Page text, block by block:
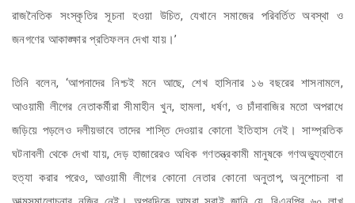
রাজনৈতিক সংস্কৃতির সূচনা হওয়া উচিত, যেখানে সমাজের পরিবর্তিত অবস্থা ও
জনগণের আকাঙ্ক্ষার প্রতিফলন দেখা যায়।’
তিনি বলেন, ‘আপনাদের নিশ্চই মনে আছে, শেখ হাসিনার ১৬ বছরের শাসনামলে,
আওয়ামী লীগের নেতাকর্মীরা সীমাহীন খুন, হামলা, ধর্ষণ, ও চাঁদাবাজির মতো অপরাধে
জড়িয়ে পড়লেও দলীয়ভাবে তাদের শাস্তি দেওয়ার কোনো ইতিহাস নেই। সাম্প্রতিক
ঘটনাবলী থেকে দেখা যায়, দেড় হাজারেরও অধিক গণতন্ত্রকামী মানুষকে গণঅভ্যুত্থানে
হত্যা করার পরেও, আওয়ামী লীগের কোনো নেতার কোনো অনুতাপ, অনুশোচনা বা